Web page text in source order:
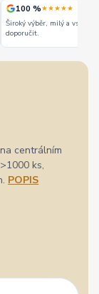
100 %★★★★★
Široký výběr, milý a
doporučit.
centrálním
ks,
POPIS